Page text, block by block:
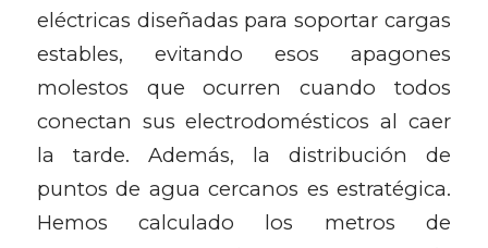
eléctricas diseñadas para soportar cargas
estables, evitando esos apagones
molestos que ocurren cuando todos
conectan sus electrodomésticos al caer
la tarde. Además, la distribución de
puntos de agua cercanos es estratégica.
Hemos calculado los metros de